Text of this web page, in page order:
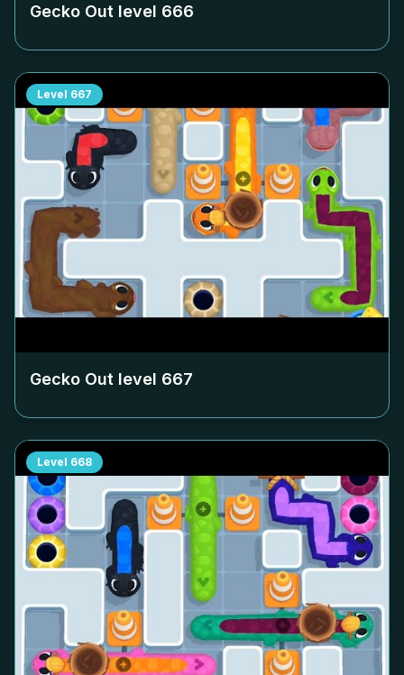
Gecko Out level 666
Level 667
Gecko Out level 667
Level 668